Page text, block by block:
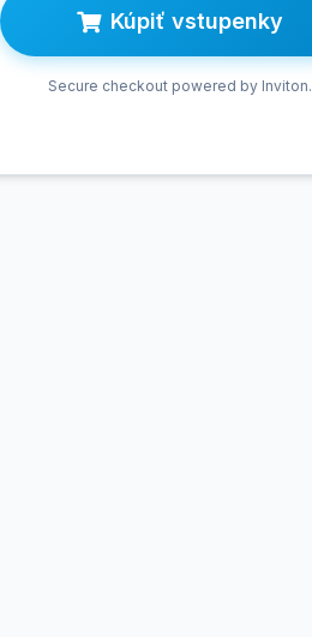
Kúpiť vstupenky
Secure checkout powered by Inviton.